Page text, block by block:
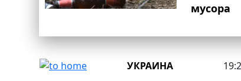
мусора
УКРАИНА